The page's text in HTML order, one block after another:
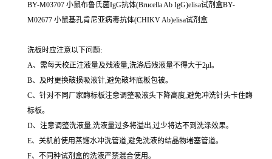
BY-M03707 小鼠布鲁氏菌IgG抗体(Brucella Ab IgG)elisa试剂盒BY-
M02677 小鼠基孔肯尼亚病毒抗体(CHIKV Ab)elisa试剂盒
洗板时应注意以下问题:
A、需每天校正注液量及残液量,洗涤后残液量不得大于2μl。
B、及时更换破损吸液针,避免破坏底板包被。
C、针对不同厂家酶标板注意调整吸液头下降高度,避免冲洗针头卡住酶
标板。
D、注意调整洗液量,洗液量过多将溢出,过少将达不到洗涤效果。
E、关机前使用蒸馏水冲洗管道,避免洗液的结晶物堵塞管道。
F、不同种试剂盒的洗液严禁混合使用。